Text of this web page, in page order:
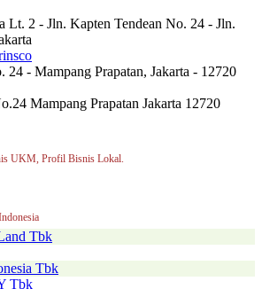
Lt. 2 - Jln. Kapten Tendean No. 24 - Jln.
24 - Mampang Prapatan, Jakarta - 12720
Mampang Prapatan Jakarta 12720
UKM, Profil Bisnis Lokal.
Tbk
Tbk
Tbk